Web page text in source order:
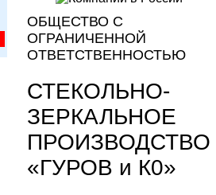
ОБЩЕСТВО С
ОГРАНИЧЕННОЙ
ОТВЕТСТВЕННОСТЬЮ
СТЕКОЛЬНО-
ЗЕРКАЛЬНОЕ
ПРОИЗВОДСТВО
«ГУРОВ и К0»